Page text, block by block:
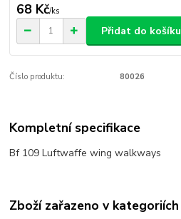
68 Kč/ks
Přidat do košíku
Číslo produktu: 80026
Kompletní specifikace
Bf 109 Luftwaffe wing walkways
Zboží zařazeno v kategoriích